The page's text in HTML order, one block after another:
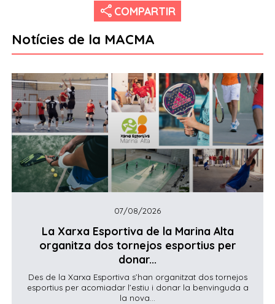
share COMPARTIR
Notícies de la MACMA
07/08/2026
La Xarxa Esportiva de la Marina Alta
organitza dos tornejos esportius per
donar...
Des de la Xarxa Esportiva s’han organitzat dos tornejos
esportius per acomiadar l’estiu i donar la benvinguda a
la nova...